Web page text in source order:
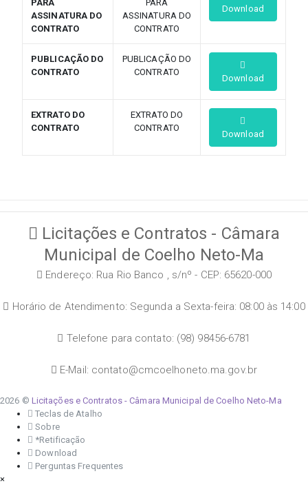
PARA
ASSINATURA DO
CONTRATO
PARA
ASSINATURA DO
CONTRATO
Download
PUBLICAÇÃO DO
CONTRATO
PUBLICAÇÃO DO
CONTRATO
Download
EXTRATO DO
CONTRATO
EXTRATO DO
CONTRATO
Download
Licitações e Contratos - Câmara
Municipal de Coelho Neto-Ma
Endereço: Rua Rio Banco , s/nº - CEP: 65620-000
Horário de Atendimento: Segunda a Sexta-feira: 08:00 às 14:00
Telefone para contato: (98) 98456-6781
E-Mail: contato@cmcoelhoneto.ma.gov.br
2026 © Licitações e Contratos - Câmara Municipal de Coelho Neto-Ma
Teclas de Atalho
Sobre
*Retificação
Download
Perguntas Frequentes
×